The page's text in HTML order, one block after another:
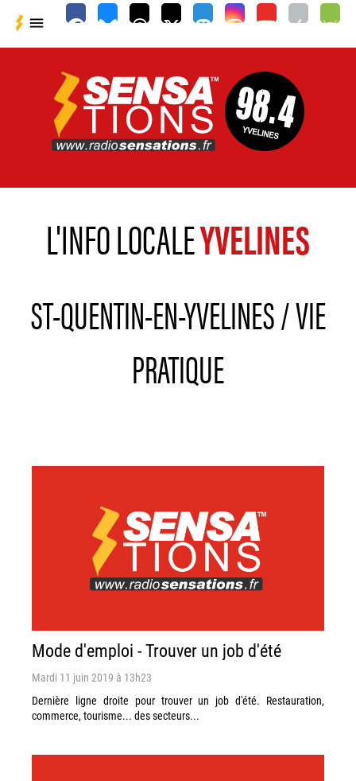

L'INFO LOCALEYVELINES
ST-QUENTIN-EN-YVELINES / VIE
PRATIQUE
Mode d'emploi - Trouver un job d'été
Mardi 11 juin 2019 à 13h23
Dernière ligne droite pour trouver un job d'été. Restauration,
commerce, tourisme... des secteurs...